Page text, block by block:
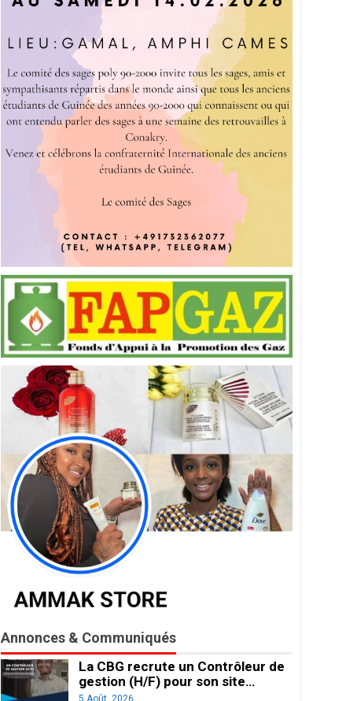
Annonces & Communiqués
La CBG recrute un Contrôleur de
gestion (H/F) pour son site…